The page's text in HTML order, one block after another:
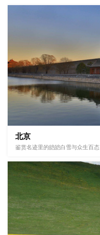
北京
鉴赏名迹里的皑皑白雪与众生百态